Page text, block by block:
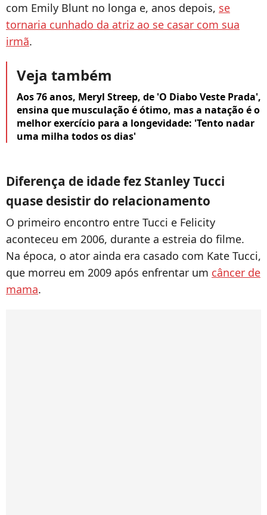
com Emily Blunt no longa e, anos depois, se
tornaria cunhado da atriz ao se casar com sua
irmã.
Veja também
Aos 76 anos, Meryl Streep, de 'O Diabo Veste Prada',
ensina que musculação é ótimo, mas a natação é o
melhor exercício para a longevidade: 'Tento nadar
uma milha todos os dias'
Diferença de idade fez Stanley Tucci
quase desistir do relacionamento
O primeiro encontro entre Tucci e Felicity
aconteceu em 2006, durante a estreia do filme.
Na época, o ator ainda era casado com Kate Tucci,
que morreu em 2009 após enfrentar um câncer de
mama.